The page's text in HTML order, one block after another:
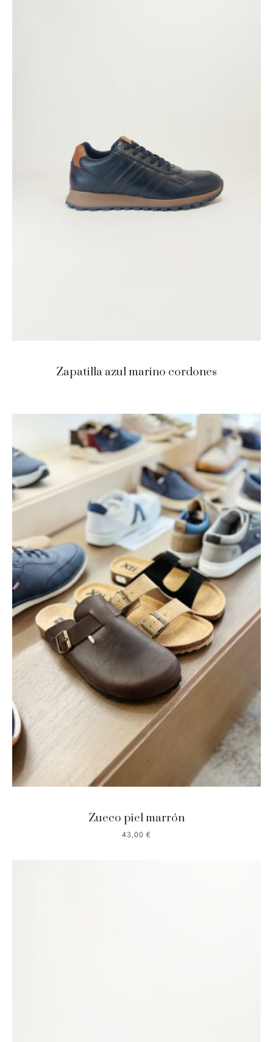
Zapatilla azul marino cordones
Zueco piel marrón
43,00 €